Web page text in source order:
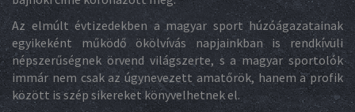
Az elmúlt évtizedekben a magyar sport húzóágazatainak
egyikeként működő ökölvívás napjainkban is rendkívüli
népszerűségnek örvend világszerte, s a magyar sportolók
immár nem csak az úgynevezett amatőrök, hanem a profik
között is szép sikereket könyvelhetnek el.